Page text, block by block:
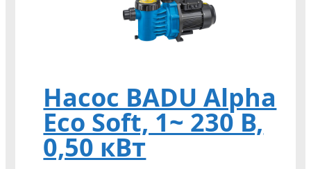
Насос BADU Alpha
Eco Soft, 1~ 230 В,
0,50 кВт